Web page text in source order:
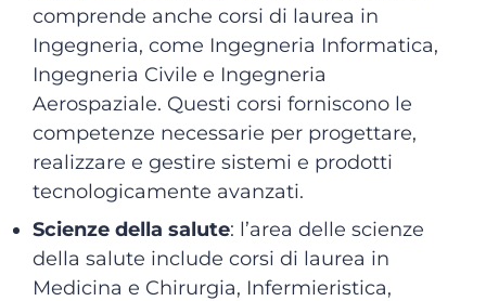
comprende anche corsi di laurea in
Ingegneria, come Ingegneria Informatica,
Ingegneria Civile e Ingegneria
Aerospaziale. Questi corsi forniscono le
competenze necessarie per progettare,
realizzare e gestire sistemi e prodotti
tecnologicamente avanzati.
Scienze della salute: l’area delle scienze
della salute include corsi di laurea in
Medicina e Chirurgia, Infermieristica,